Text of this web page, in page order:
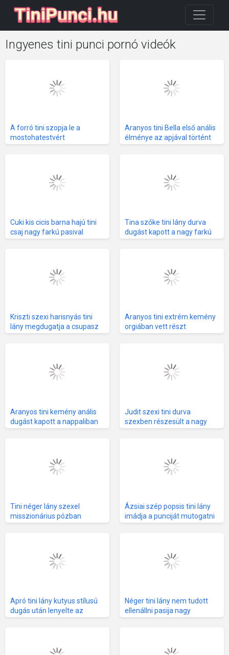
Ingyenes tini punci pornó videók
A forró tini szopja le a
mostohatestvért
Aranyos tini Bella első anális
élménye az apjával történt
Cuki kis cicis barna hajú tini
csaj nagy farkú pasival
Tina szőke tini lány durva
dugást kapott a nagy farkú
Kriszti szexi harisnyás tini
lány megdugatja a csupasz
Aranyos tini extrém kemény
orgiában vett részt
Aranyos tini kemény anális
dugást kapott a nappaliban
Judit szexi tini durva
szexben részesült a nagy
farkú pasitól
Tini néger lány szexel
misszionárius pózban
Ázsiai szép popsis tini lány
imádja a punciját mutogatni
Apró tini lány kutyus stílusú
dugás után lenyelte az
Néger tini lány nem tudott
ellenállni pasija nagy